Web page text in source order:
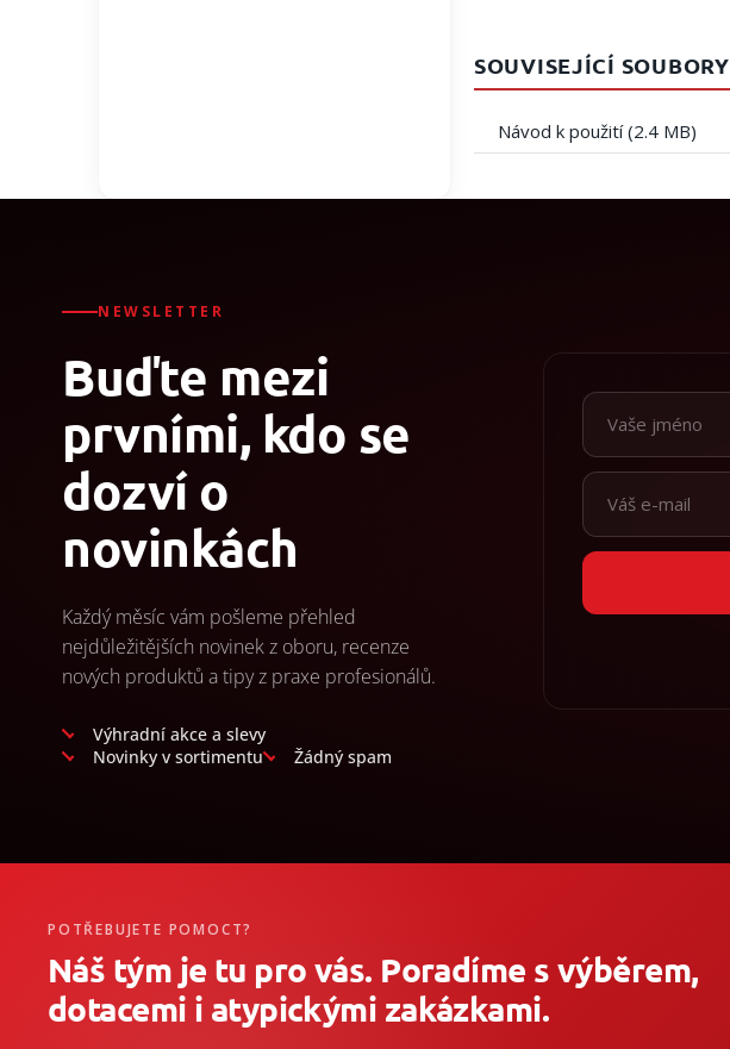
SOUVISEJÍCÍ SOUBORY
Návod k použití (2.4 MB)
NEWSLETTER
Buďte mezi
prvními, kdo se
dozví o
novinkách
Každý měsíc vám pošleme přehled
nejdůležitějších novinek z oboru, recenze
nových produktů a tipy z praxe profesionálů.
Výhradní akce a slevy
Novinky v sortimentu
Žádný spam
POTŘEBUJETE POMOCT?
Náš tým je tu pro vás. Poradíme s výběrem,
dotacemi i atypickými zakázkami.